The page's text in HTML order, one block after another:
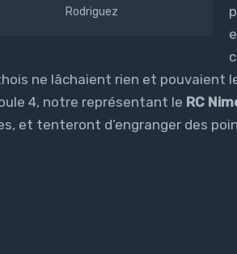
Rodriguez
ne lâchaient rien et pouvaient
4, notre représentant le RC
et tenteront d’engranger des